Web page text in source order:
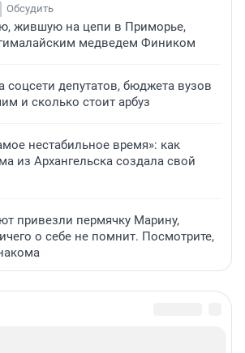
Обсудить
жившую на цепи в Приморье,
медведем Фиником
соцсети депутатов, бюджета вузов
и сколько стоит арбуз
нестабильное время»: как
из Архангельска создала свой
привезли пермячку Марину,
о себе не помнит. Посмотрите,